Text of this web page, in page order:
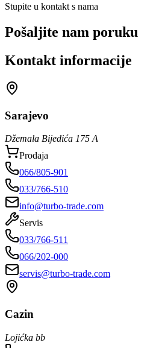
Stupite u kontakt s nama
Pošaljite nam poruku
Kontakt informacije
Sarajevo
Džemala Bijedića 175 A
Prodaja
066/805-901
033/766-510
info@turbo-trade.com
Servis
033/766-511
066/202-000
servis@turbo-trade.com
Cazin
Lojićka bb